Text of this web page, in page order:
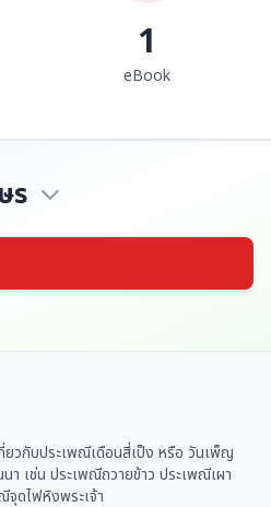
1
eBook
ร
วกับประเพณีเดือนสี่เป็ง หรือ วันเพ็ญ
า เช่น ประเพณีถวายข้าว ประเพณีเผา
จุดไฟหิงพระเจ้า